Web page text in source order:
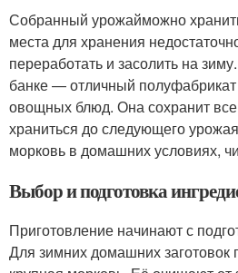
Собранный урожайможно
места для хранения
переработать и засолить на
банке — отличный
овощных блюд. Она сохранит
храниться до следующего
морковь в домашних условиях,
Выбор и подготовка
Приготовление начинают с
Для зимних домашних заготовок